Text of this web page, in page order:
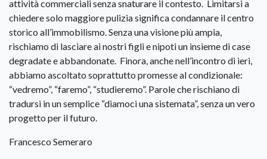
attività commerciali senza snaturare il contesto. Limitarsi a
chiedere solo maggiore pulizia significa condannare il centro
storico all’immobilismo. Senza una visione più ampia,
rischiamo di lasciare ai nostri figli e nipoti un insieme di case
degradate e abbandonate. Finora, anche nell’incontro di ieri,
abbiamo ascoltato soprattutto promesse al condizionale:
“vedremo”, “faremo”, “studieremo”. Parole che rischiano di
tradursi in un semplice “diamoci una sistemata”, senza un vero
progetto per il futuro.
Francesco Semeraro